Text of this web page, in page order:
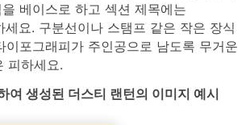
베이스로 하고 섹션 제목에는
세요. 구분선이나 스탬프 같은 작은 장식
이포그래피가 주인공으로 남도록 무거운
피하세요.
여 생성된 더스티 랜턴의 이미지 예시